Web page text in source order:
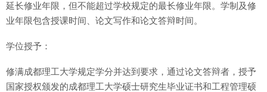
延长修业年限，但不能超过学校规定的最长修业年限。学制及修
业年限包含授课时间、论文写作和论文答辩时间。
学位授予：
修满成都理工大学规定学分并达到要求，通过论文答辩者，授予
国家授权颁发的成都理工大学硕士研究生毕业证书和工程管理硕